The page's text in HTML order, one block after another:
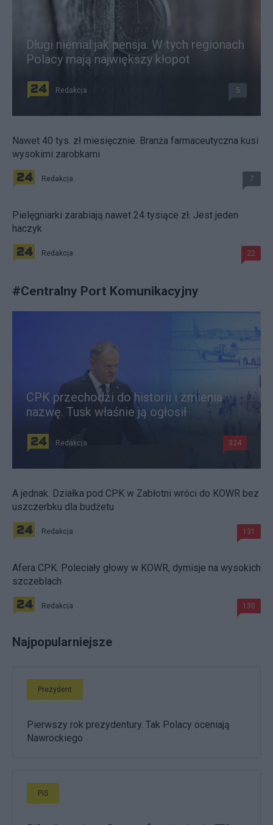
Długi niemal jak pensja. W tych regionach
Polacy mają największy kłopot
Redakcja 5
Nawet 40 tys. zł miesięcznie. Branża farmaceutyczna kusi
wysokimi zarobkami
Redakcja 7
Pielęgniarki zarabiają nawet 24 tysiące zł. Jest jeden
haczyk
Redakcja 22
#Centralny Port Komunikacyjny
CPK przechodzi do historii i zmienia
nazwę. Tusk właśnie ją ogłosił
Redakcja 324
A jednak. Działka pod CPK w Zabłotni wróci do KOWR bez
uszczerbku dla budżetu
Redakcja 131
Afera CPK. Poleciały głowy w KOWR, dymisje na wysokich
szczeblach
Redakcja 130
Najpopularniejsze
Prezydent
Pierwszy rok prezydentury. Tak Polacy oceniają
Nawrockiego
PiS